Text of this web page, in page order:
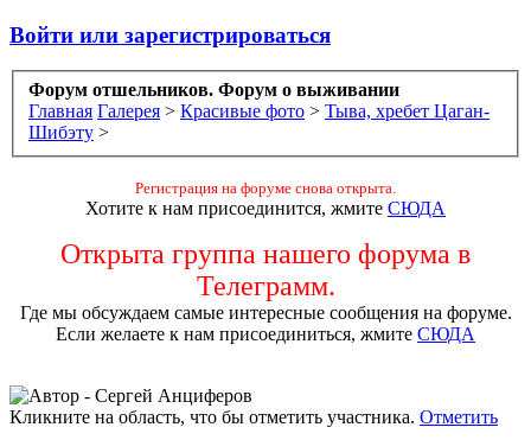
Войти или зарегистрироваться
Форум отшельников. Форум о выживании
Главная Галерея > Красивые фото > Тыва, хребет Цаган-
Шибэту >
Регистрация на форуме снова открыта.
Хотите к нам присоединится, жмите СЮДА
Открыта группа нашего форума в
Телеграмм.
Где мы обсуждаем самые интересные сообщения на форуме.
Если желаете к нам присоединиться, жмите СЮДА
Кликните на область, что бы отметить участника. Отметить